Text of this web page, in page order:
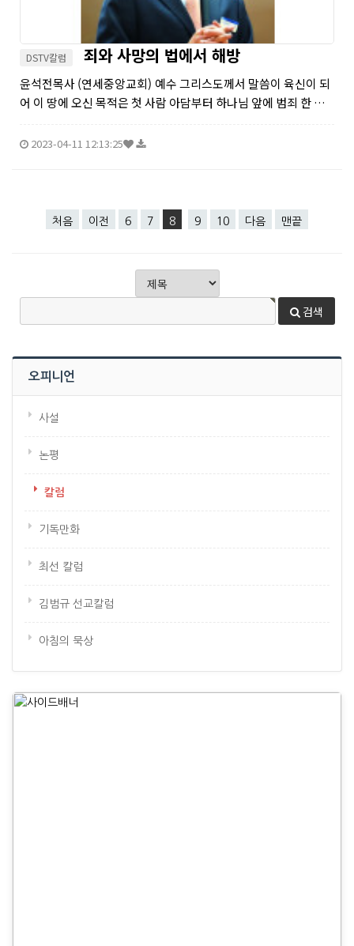
DSTV칼럼 죄와 사망의 법에서 해방
윤석전목사 (연세중앙교회) 예수 그리스도께서 말씀이 육신이 되
어 이 땅에 오신 목적은 첫 사람 아담부터 하나님 앞에 범죄 한 인
참혹한 지옥의 형벌에서 구원하여 영생으로 천국에서 영원토록
2023-04-11 12:13:25
처음 이전 6 7 8 9 10 다음 맨끝
검색
오피니언
사설
논평
칼럼
기독만화
최선 칼럼
김범규 선교칼럼
아침의 묵상